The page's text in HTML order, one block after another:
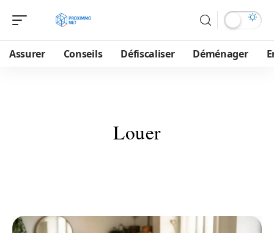
Assurer Conseils Défiscaliser Déménager
Louer